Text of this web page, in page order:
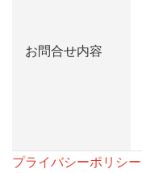
お問合せ内容
プライバシーポリシー